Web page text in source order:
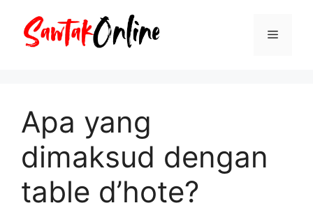
Menu
Apa yang
dimaksud dengan
table d’hote?